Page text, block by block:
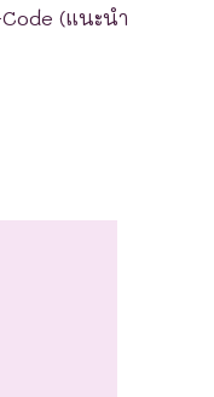
(แนะนำ